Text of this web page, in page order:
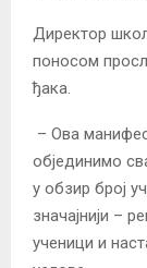
Директор
поносом
ђака.
– Ова
објединимо
у обзир број
значајнији –
ученици и